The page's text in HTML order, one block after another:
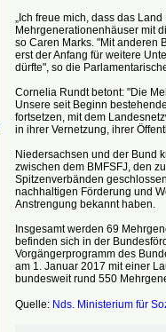
„Ich freue mich, dass das
Mehrgenerationenhäuser mit
so Caren Marks. "Mit anderen
erst der Anfang für weitere
dürfte", so die
Cornelia Rundt betont: "Die
Unsere seit Beginn
fortsetzen, mit dem
in ihrer Vernetzung, ihrer
Niedersachsen und der Bund
zwischen dem BMFSFJ, den
Spitzenverbänden
nachhaltigen Förderung und
Anstrengung bekannt haben.
Insgesamt werden 69
befinden sich in der
Vorgängerprogramm des
am 1. Januar 2017 mit einer
bundesweit rund 550
Quelle: Nds. Ministerium für